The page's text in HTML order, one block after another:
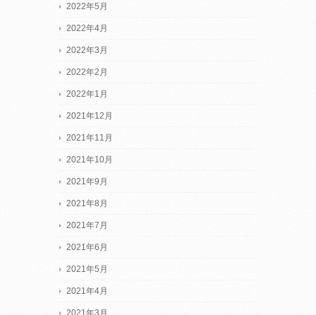
2022年5月
2022年4月
2022年3月
2022年2月
2022年1月
2021年12月
2021年11月
2021年10月
2021年9月
2021年8月
2021年7月
2021年6月
2021年5月
2021年4月
2021年3月